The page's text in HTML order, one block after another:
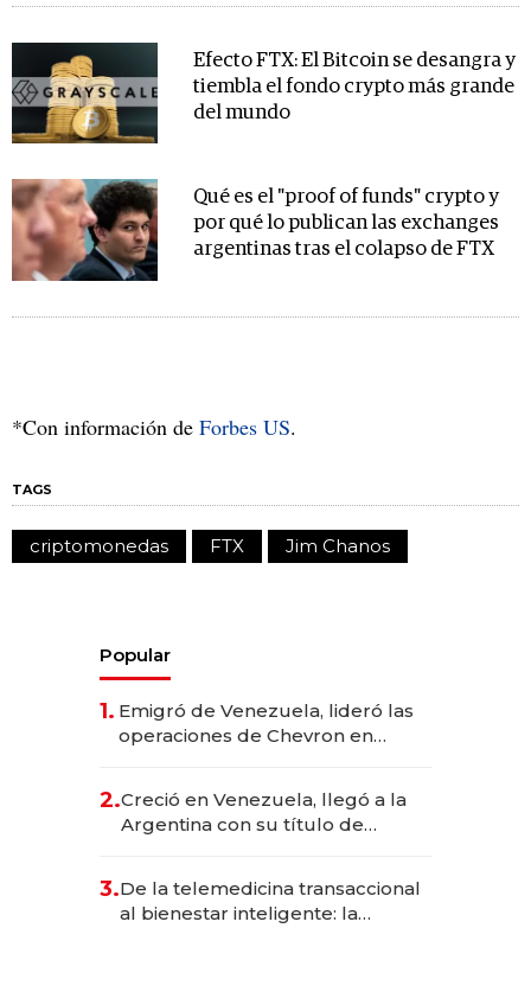
Efecto FTX: El Bitcoin se desangra y
tiembla el fondo crypto más grande
del mundo
Qué es el "proof of funds" crypto y
por qué lo publican las exchanges
argentinas tras el colapso de FTX
*Con información de Forbes US.
TAGS
criptomonedas FTX Jim Chanos
Popular
1. Emigró de Venezuela, lideró las
operaciones de Chevron en
2.Creció en Venezuela, llegó a la
Argentina con su título de
las marcas "fast premium"
3.De la telemedicina transaccional
al bienestar inteligente: la